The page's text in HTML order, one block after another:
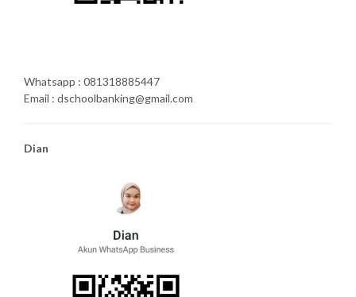
Whatsapp : 081318885447
Email : dschoolbanking@gmail.com
Dian